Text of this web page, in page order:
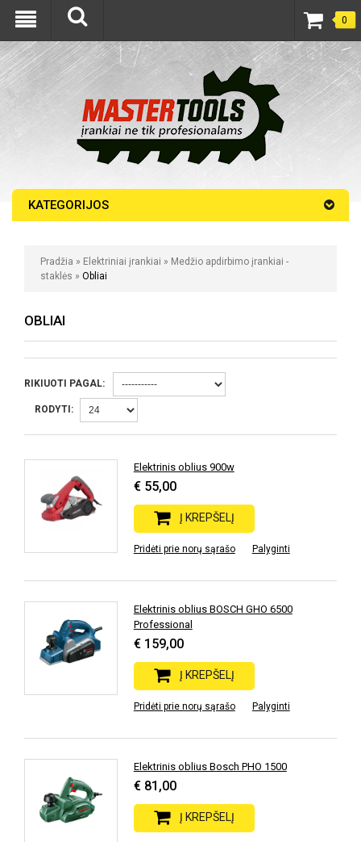
0
KATEGORIJOS
Pradžia » Elektriniai įrankiai » Medžio apdirbimo įrankiai -
staklės » Obliai
OBLIAI
RIKIUOTI PAGAL:
RODYTI:
Elektrinis oblius 900w
€ 55,00
Į KREPŠELĮ
Pridėti prie norų sąrašo Palyginti
Elektrinis oblius BOSCH GHO 6500
Professional
€ 159,00
Į KREPŠELĮ
Pridėti prie norų sąrašo Palyginti
Elektrinis oblius Bosch PHO 1500
€ 81,00
Į KREPŠELĮ